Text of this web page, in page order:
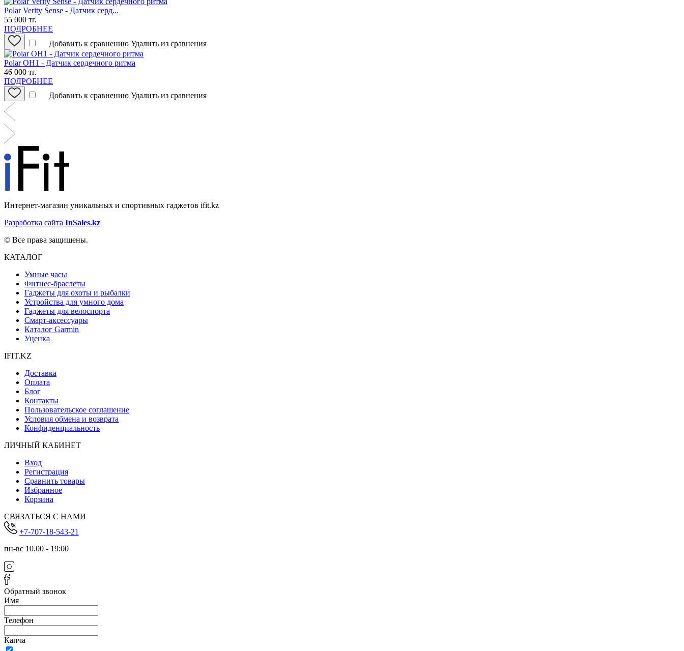
Polar Verity Sense - Датчик серд...
55 000 тг.
ПОДРОБНЕЕ
Добавить к сравнению Удалить из сравнения
Polar OH1 - Датчик сердечного ритма
46 000 тг.
ПОДРОБНЕЕ
Добавить к сравнению Удалить из сравнения
Интернет-магазин уникальных и спортивных гаджетов ifit.kz
Разработка сайта InSales.kz
© Все права защищены.
КАТАЛОГ
Умные часы
Фитнес-браслеты
Гаджеты для охоты и рыбалки
Устройства для умного дома
Гаджеты для велоспорта
Смарт-аксессуары
Каталог Garmin
Уценка
IFIT.KZ
Доставка
Оплата
Блог
Контакты
Пользовательское соглашение
Условия обмена и возврата
Конфиденциальность
ЛИЧНЫЙ КАБИНЕТ
Вход
Регистрация
Сравнить товары
Избранное
Корзина
СВЯЗАТЬСЯ С НАМИ
+7-707-18-543-21
пн-вс 10.00 - 19:00
Обратный звонок
Имя
Телефон
Капча